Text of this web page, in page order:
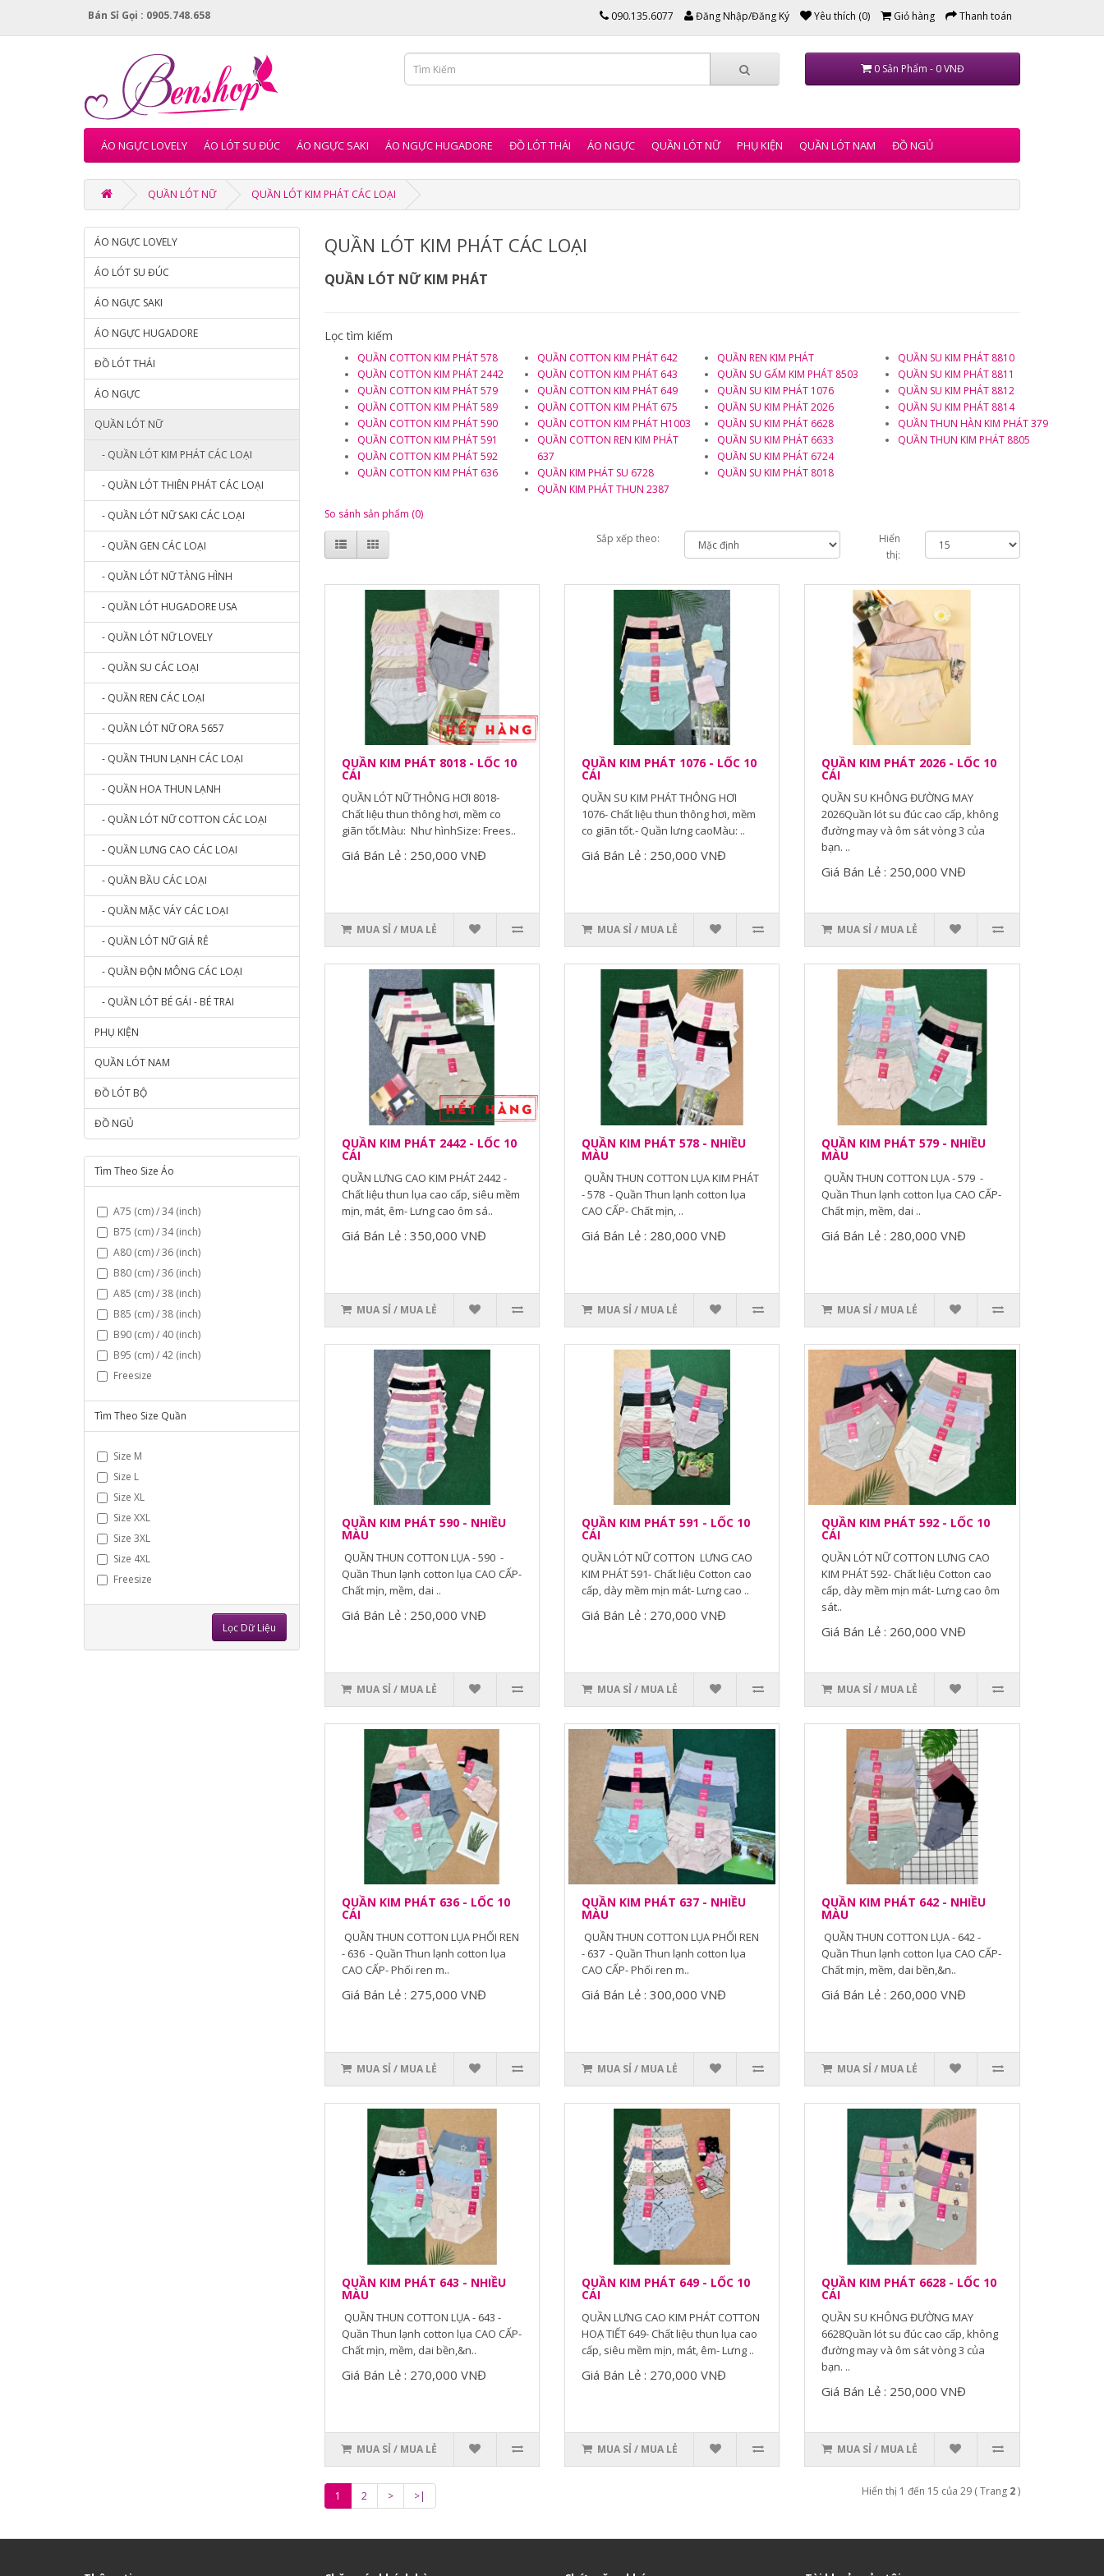
Bán Sỉ Gọi : 0905.748.658 090.135.6077 Đăng Nhập/Đăng Ký Yêu thích (0) Giỏ hàng Thanh toán
0 Sản Phẩm - 0 VNĐ
ÁO NGỰC LOVELY ÁO LÓT SU ĐÚC ÁO NGỰC SAKI ÁO NGỰC HUGADORE ĐỒ LÓT THÁI ÁO NGỰC QUẦN LÓT NỮ PHỤ KIỆN QUẦN LÓT NAM ĐỒ NGỦ
QUẦN LÓT NỮ QUẦN LÓT KIM PHÁT CÁC LOẠI
ÁO NGỰC LOVELY
ÁO LÓT SU ĐÚC
ÁO NGỰC SAKI
ÁO NGỰC HUGADORE
ĐỒ LÓT THÁI
ÁO NGỰC
QUẦN LÓT NỮ
- QUẦN LÓT KIM PHÁT CÁC LOẠI
- QUẦN LÓT THIÊN PHÁT CÁC LOẠI
- QUẦN LÓT NỮ SAKI CÁC LOẠI
- QUẦN GEN CÁC LOẠI
- QUẦN LÓT NỮ TÀNG HÌNH
- QUẦN LÓT HUGADORE USA
- QUẦN LÓT NỮ LOVELY
- QUẦN SU CÁC LOẠI
- QUẦN REN CÁC LOẠI
- QUẦN LÓT NỮ ORA 5657
- QUẦN THUN LẠNH CÁC LOẠI
- QUẦN HOA THUN LẠNH
- QUẦN LÓT NỮ COTTON CÁC LOẠI
- QUẦN LƯNG CAO CÁC LOẠI
- QUẦN BẦU CÁC LOẠI
- QUẦN MẶC VÁY CÁC LOẠI
- QUẦN LÓT NỮ GIÁ RẺ
- QUẦN ĐỘN MÔNG CÁC LOẠI
- QUẦN LÓT BÉ GÁI - BÉ TRAI
PHỤ KIỆN
QUẦN LÓT NAM
ĐỒ LÓT BỘ
ĐỒ NGỦ
Tìm Theo Size Áo
A75 (cm) / 34 (inch)
B75 (cm) / 34 (inch)
A80 (cm) / 36 (inch)
B80 (cm) / 36 (inch)
A85 (cm) / 38 (inch)
B85 (cm) / 38 (inch)
B90 (cm) / 40 (inch)
B95 (cm) / 42 (inch)
Freesize
Tìm Theo Size Quần
Size M
Size L
Size XL
Size XXL
Size 3XL
Size 4XL
Freesize
Lọc Dữ Liệu
QUẦN LÓT KIM PHÁT CÁC LOẠI
QUẦN LÓT NỮ KIM PHÁT
Lọc tìm kiếm
QUẦN COTTON KIM PHÁT 578
QUẦN COTTON KIM PHÁT 2442
QUẦN COTTON KIM PHÁT 579
QUẦN COTTON KIM PHÁT 589
QUẦN COTTON KIM PHÁT 590
QUẦN COTTON KIM PHÁT 591
QUẦN COTTON KIM PHÁT 592
QUẦN COTTON KIM PHÁT 636
QUẦN COTTON KIM PHÁT 642
QUẦN COTTON KIM PHÁT 643
QUẦN COTTON KIM PHÁT 649
QUẦN COTTON KIM PHÁT 675
QUẦN COTTON KIM PHÁT H1003
QUẦN COTTON REN KIM PHÁT
637
QUẦN KIM PHÁT SU 6728
QUẦN KIM PHÁT THUN 2387
QUẦN REN KIM PHÁT
QUẦN SU GẤM KIM PHÁT 8503
QUẦN SU KIM PHÁT 1076
QUẦN SU KIM PHÁT 2026
QUẦN SU KIM PHÁT 6628
QUẦN SU KIM PHÁT 6633
QUẦN SU KIM PHÁT 6724
QUẦN SU KIM PHÁT 8018
QUẦN SU KIM PHÁT 8810
QUẦN SU KIM PHÁT 8811
QUẦN SU KIM PHÁT 8812
QUẦN SU KIM PHÁT 8814
QUẦN THUN HÀN KIM PHÁT 379
QUẦN THUN KIM PHÁT 8805
So sánh sản phẩm (0)
Sắp xếp theo:
Hiển
thị:
QUẦN KIM PHÁT 8018 - LỐC 10
CÁI
QUẦN LÓT NỮ THÔNG HƠI 8018-
Chất liệu thun thông hơi, mềm co
giãn tốt.Màu: Như hìnhSize: Frees..
Giá Bán Lẻ : 250,000 VNĐ
MUA SỈ / MUA LẺ
QUẦN KIM PHÁT 1076 - LỐC 10
CÁI
QUẦN SU KIM PHÁT THÔNG HƠI
1076- Chất liệu thun thông hơi, mềm
co giãn tốt.- Quần lưng caoMàu: ..
Giá Bán Lẻ : 250,000 VNĐ
MUA SỈ / MUA LẺ
QUẦN KIM PHÁT 2026 - LỐC 10
CÁI
QUẦN SU KHÔNG ĐƯỜNG MAY
2026Quần lót su đúc cao cấp, không
đường may và ôm sát vòng 3 của
bạn. ..
Giá Bán Lẻ : 250,000 VNĐ
MUA SỈ / MUA LẺ
QUẦN KIM PHÁT 2442 - LỐC 10
CÁI
QUẦN LƯNG CAO KIM PHÁT 2442 -
Chất liệu thun lụa cao cấp, siêu mềm
mịn, mát, êm- Lưng cao ôm sá..
Giá Bán Lẻ : 350,000 VNĐ
MUA SỈ / MUA LẺ
QUẦN KIM PHÁT 578 - NHIỀU
MÀU
QUẦN THUN COTTON LỤA KIM PHÁT
- 578 - Quần Thun lạnh cotton lụa
CAO CẤP- Chất mịn, ..
Giá Bán Lẻ : 280,000 VNĐ
MUA SỈ / MUA LẺ
QUẦN KIM PHÁT 579 - NHIỀU
MÀU
QUẦN THUN COTTON LỤA - 579 -
Quần Thun lạnh cotton lụa CAO CẤP-
Chất mịn, mềm, dai ..
Giá Bán Lẻ : 280,000 VNĐ
MUA SỈ / MUA LẺ
QUẦN KIM PHÁT 590 - NHIỀU
MÀU
QUẦN THUN COTTON LỤA - 590 -
Quần Thun lạnh cotton lụa CAO CẤP-
Chất mịn, mềm, dai ..
Giá Bán Lẻ : 250,000 VNĐ
MUA SỈ / MUA LẺ
QUẦN KIM PHÁT 591 - LỐC 10
CÁI
QUẦN LÓT NỮ COTTON LƯNG CAO
KIM PHÁT 591- Chất liệu Cotton cao
cấp, dày mềm mịn mát- Lưng cao ..
Giá Bán Lẻ : 270,000 VNĐ
MUA SỈ / MUA LẺ
QUẦN KIM PHÁT 592 - LỐC 10
CÁI
QUẦN LÓT NỮ COTTON LƯNG CAO
KIM PHÁT 592- Chất liệu Cotton cao
cấp, dày mềm mịn mát- Lưng cao ôm
sát..
Giá Bán Lẻ : 260,000 VNĐ
MUA SỈ / MUA LẺ
QUẦN KIM PHÁT 636 - LỐC 10
CÁI
QUẦN THUN COTTON LỤA PHỐI REN
- 636 - Quần Thun lạnh cotton lụa
CAO CẤP- Phối ren m..
Giá Bán Lẻ : 275,000 VNĐ
MUA SỈ / MUA LẺ
QUẦN KIM PHÁT 637 - NHIỀU
MÀU
QUẦN THUN COTTON LỤA PHỐI REN
- 637 - Quần Thun lạnh cotton lụa
CAO CẤP- Phối ren m..
Giá Bán Lẻ : 300,000 VNĐ
MUA SỈ / MUA LẺ
QUẦN KIM PHÁT 642 - NHIỀU
MÀU
QUẦN THUN COTTON LỤA - 642 -
Quần Thun lạnh cotton lụa CAO CẤP-
Chất mịn, mềm, dai bền,&n..
Giá Bán Lẻ : 260,000 VNĐ
MUA SỈ / MUA LẺ
QUẦN KIM PHÁT 643 - NHIỀU
MÀU
QUẦN THUN COTTON LỤA - 643 -
Quần Thun lạnh cotton lụa CAO CẤP-
Chất mịn, mềm, dai bền,&n..
Giá Bán Lẻ : 270,000 VNĐ
MUA SỈ / MUA LẺ
QUẦN KIM PHÁT 649 - LỐC 10
CÁI
QUẦN LƯNG CAO KIM PHÁT COTTON
HOẠ TIẾT 649- Chất liệu thun lụa cao
cấp, siêu mềm mịn, mát, êm- Lưng ..
Giá Bán Lẻ : 270,000 VNĐ
MUA SỈ / MUA LẺ
QUẦN KIM PHÁT 6628 - LỐC 10
CÁI
QUẦN SU KHÔNG ĐƯỜNG MAY
6628Quần lót su đúc cao cấp, không
đường may và ôm sát vòng 3 của
bạn. ..
Giá Bán Lẻ : 250,000 VNĐ
MUA SỈ / MUA LẺ
1 2 > >| Hiển thị 1 đến 15 của 29 ( Trang 2)